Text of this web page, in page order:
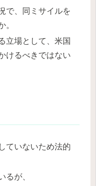
で、同ミサイルを
。
立場として、米国
けるべきではない
ていないため法的
るが、